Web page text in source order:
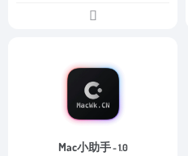
Mac小助手- 1.0